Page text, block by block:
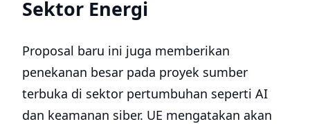
Sektor Energi
Proposal baru ini juga memberikan
penekanan besar pada proyek sumber
terbuka di sektor pertumbuhan seperti AI
dan keamanan siber. UE mengatakan akan